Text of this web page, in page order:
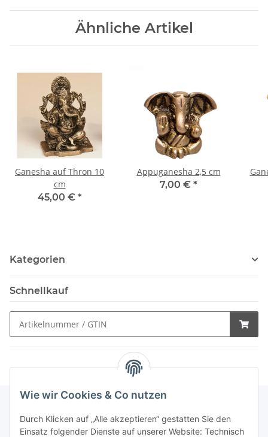
Wie wir Cookies & Co nutzen
Durch Klicken auf „Alle akzeptieren“ gestatten Sie den
Einsatz folgender Dienste auf unserer Website: Technisch
Ähnliche Artikel
Ganesha auf Thron 10
cm
45,00 € *
Appuganesha 2,5 cm
7,00 € *
Kategorien
Schnellkauf
Schnellkauf